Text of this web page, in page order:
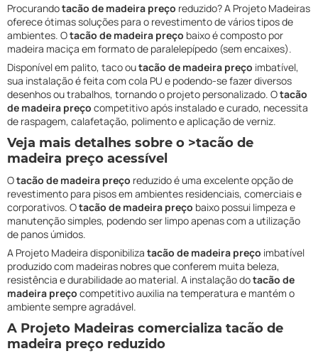
Procurandotacão de madeira preço reduzido? A Projeto Madeiras
oferece ótimas soluções para o revestimento de vários tipos de
ambientes. Otacão de madeira preço baixo é composto por
madeira maciça em formato de paralelepípedo (sem encaixes).
Disponível em palito, taco outacão de madeira preço imbatível,
sua instalação é feita com cola PU e podendo-se fazer diversos
desenhos ou trabalhos, tornando o projeto personalizado. Otacão
de madeira preço competitivo após instalado e curado, necessita
de raspagem, calafetação, polimento e aplicação de verniz.
Veja mais detalhes sobre o >tacão de
madeira preço acessível
Otacão de madeira preço reduzido é uma excelente opção de
revestimento para pisos em ambientes residenciais, comerciais e
corporativos. Otacão de madeira preço baixo possui limpeza e
manutenção simples, podendo ser limpo apenas com a utilização
de panos úmidos.
A Projeto Madeira disponibiliza tacão de madeira preço imbatível
produzido com madeiras nobres que conferem muita beleza,
resistência e durabilidade ao material. A instalação dotacão de
madeira preço competitivo auxilia na temperatura e mantém o
ambiente sempre agradável.
A Projeto Madeiras comercializa tacão de
madeira preço reduzido